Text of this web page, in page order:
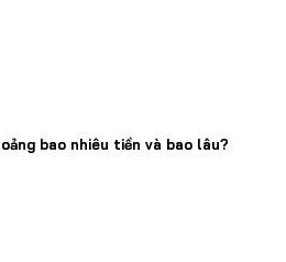
bao nhiêu tiền và bao lâu?